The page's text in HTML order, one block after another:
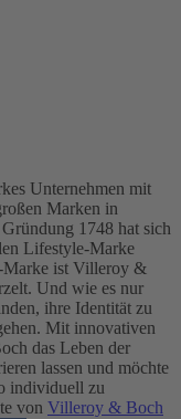
Unternehmen mit
Marken in
1748 hat sich
Lifestyle-Marke
Marke ist Villeroy &
Und wie es nur
ihre Identität zu
Mit innovativen
das Leben der
lassen und möchte
individuell zu
von Villeroy & Boch